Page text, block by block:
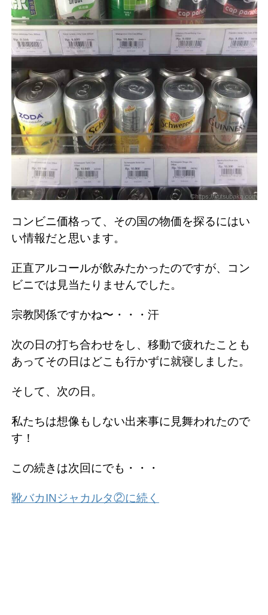
コンビニ価格って、その国の物価を探るにはい
い情報だと思います。
正直アルコールが飲みたかったのですが、コン
ビニでは見当たりませんでした。
宗教関係ですかね〜・・・汗
次の日の打ち合わせをし、移動で疲れたことも
あってその日はどこも行かずに就寝しました。
そして、次の日。
私たちは想像もしない出来事に見舞われたので
す！
この続きは次回にでも・・・
靴バカINジャカルタ②に続く